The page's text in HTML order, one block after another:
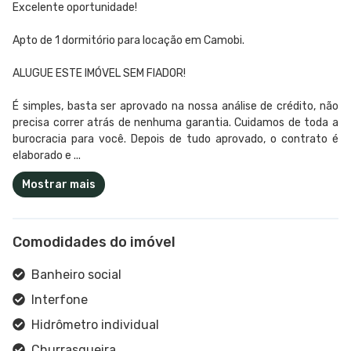
Excelente oportunidade!
Apto de 1 dormitório para locação em Camobi.
ALUGUE ESTE IMÓVEL SEM FIADOR!
É simples, basta ser aprovado na nossa análise de crédito, não
precisa correr atrás de nenhuma garantia. Cuidamos de toda a
burocracia para você. Depois de tudo aprovado, o contrato é
elaborado e ...
Mostrar mais
Comodidades do imóvel
Banheiro social
Interfone
Hidrômetro individual